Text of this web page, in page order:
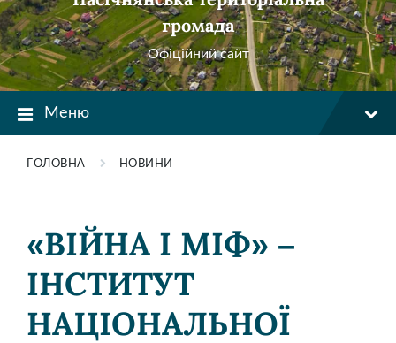
громада
Офіційний сайт
Меню
ГОЛОВНА НОВИНИ
«ВІЙНА І МІФ» –
ІНСТИТУТ
НАЦІОНАЛЬНОЇ